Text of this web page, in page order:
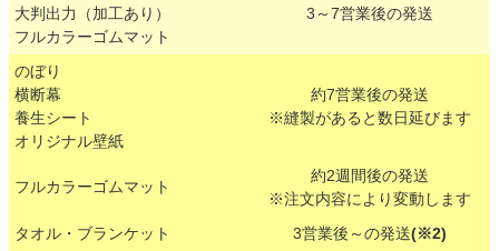
大判出力（加工あり）
フルカラーゴムマット
3～7営業後の発送
のぼり
横断幕
養生シート
オリジナル壁紙
約7営業後の発送
※縫製があると数日延びます
フルカラーゴムマット
約2週間後の発送
※注文内容により変動します
タオル・ブランケット
3営業後～の発送(※2)